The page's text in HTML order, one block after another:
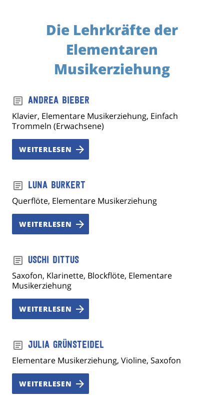
Die Lehrkräfte der
Elementaren
Musikerziehung
Andrea Bieber
Klavier, Elementare Musikerziehung, Einfach
Trommeln (Erwachsene)
WEITERLESEN
Luna Burkert
Querflöte, Elementare Musikerziehung
WEITERLESEN
Uschi Dittus
Saxofon, Klarinette, Blockflöte, Elementare
Musikerziehung
WEITERLESEN
Julia Grünsteidel
Elementare Musikerziehung, Violine, Saxofon
WEITERLESEN